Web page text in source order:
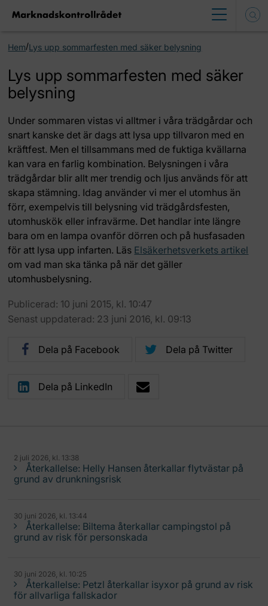
Hem/Lys upp sommarfesten med säker belysning
Lys upp sommarfesten med säker
belysning
Under sommaren vistas vi alltmer i våra trädgårdar och
snart kanske det är dags att lysa upp tillvaron med en
kräftfest. Men el tillsammans med de fuktiga kvällarna
kan vara en farlig kombination. Belysningen i våra
trädgårdar blir allt mer trendig och ljus används för att
skapa stämning. Idag använder vi mer el utomhus än
förr, exempelvis till belysning vid trädgårdsfesten,
utomhuskök eller infravärme. Det handlar inte längre
bara om en lampa ovanför dörren och på husfasaden
för att lysa upp infarten. Läs Elsäkerhetsverkets artikel
om vad man ska tänka på när det gäller
utomhusbelysning.
Publicerad: 10 juni 2015, kl. 10:47
Senast uppdaterad: 23 juni 2016, kl. 09:13
Dela på Facebook Dela på Twitter
Dela på LinkedIn
2 juli 2026, kl. 13:38
Återkallelse: Helly Hansen återkallar flytvästar på
grund av drunkningsrisk
30 juni 2026, kl. 13:44
Återkallelse: Biltema återkallar campingstol på
grund av risk för personskada
30 juni 2026, kl. 10:25
Återkallelse: Petzl återkallar isyxor på grund av risk
för allvarliga fallskador